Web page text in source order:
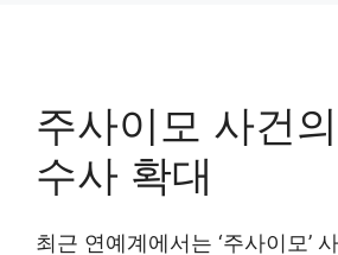
주사이모 사건
수사 확대
최근 연예계에서는 ‘주사이모’